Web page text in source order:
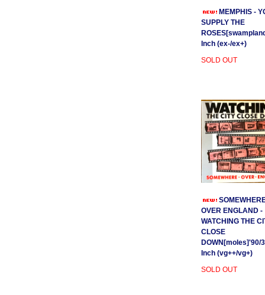
MEMPHIS -
SUPPLY THE
Inch (ex-/ex+)
SOLD OUT
OVER ENGLAND -
WATCHING THE
CLOSE
DOWN[moles]'90/
Inch (vg++/vg+)
SOLD OUT